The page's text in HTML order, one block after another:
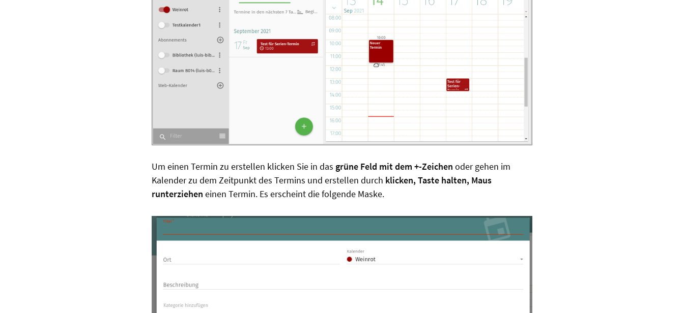
Um einen Termin zu erstellen klicken Sie in das grüne Feld mit dem +-Zeichen oder gehen im
Kalender zu dem Zeitpunkt des Termins und erstellen durch klicken, Taste halten, Maus
runterziehen einen Termin. Es erscheint die folgende Maske.